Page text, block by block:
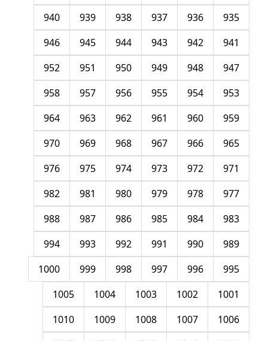
935
936
937
938
939
940
941
942
943
944
945
946
947
948
949
950
951
952
953
954
955
956
957
958
959
960
961
962
963
964
965
966
967
968
969
970
971
972
973
974
975
976
977
978
979
980
981
982
983
984
985
986
987
988
989
990
991
992
993
994
995
996
997
998
999
1000
1001
1002
1003
1004
1005
1006
1007
1008
1009
1010